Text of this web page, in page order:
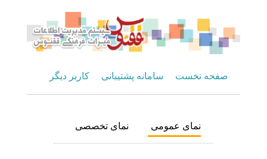
صفحه نخست سامانه پشتیبانی کاربر دیگر
نمای عمومی نمای تخصصی